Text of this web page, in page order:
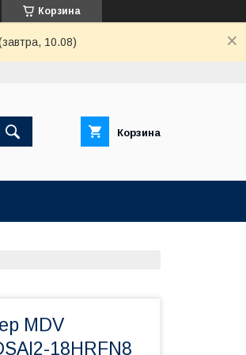
Корзина
10.08)
Корзина
MDV
18HRFN8